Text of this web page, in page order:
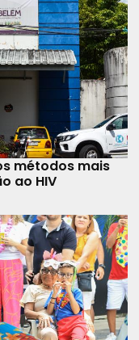
métodos mais
ao HIV